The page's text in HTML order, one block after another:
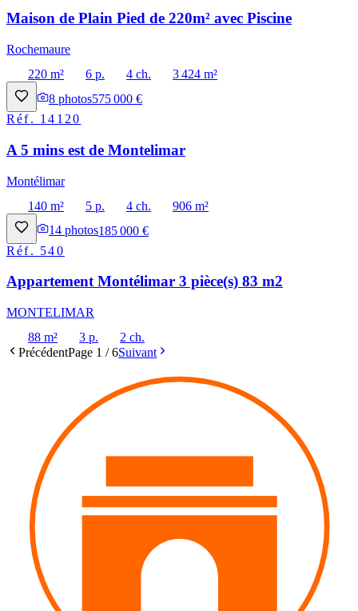
Maison de Plain Pied de 220m² avec Piscine
Rochemaure
220 m²
6 p. 4 ch.
3 424 m²
8 photos575 000 €
Réf. 14120
A 5 mins est de Montelimar
Montélimar
140 m²
5 p. 4 ch.
906 m²
14 photos185 000 €
Réf. 540
Appartement Montélimar 3 pièce(s) 83 m2
MONTELIMAR
88 m²
3 p.
2 ch.
PrécédentPage 1 /6Suivant